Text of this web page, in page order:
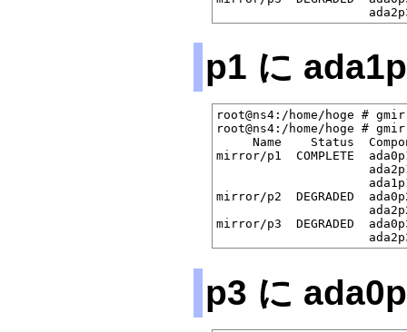
p1 に
root@ns4:/home/hoge #
root@ns4:/home/hoge #
Name    Status
mirror/p1  COMPLETE
mirror/p2  DEGRADED
mirror/p3  DEGRADED
p3 に